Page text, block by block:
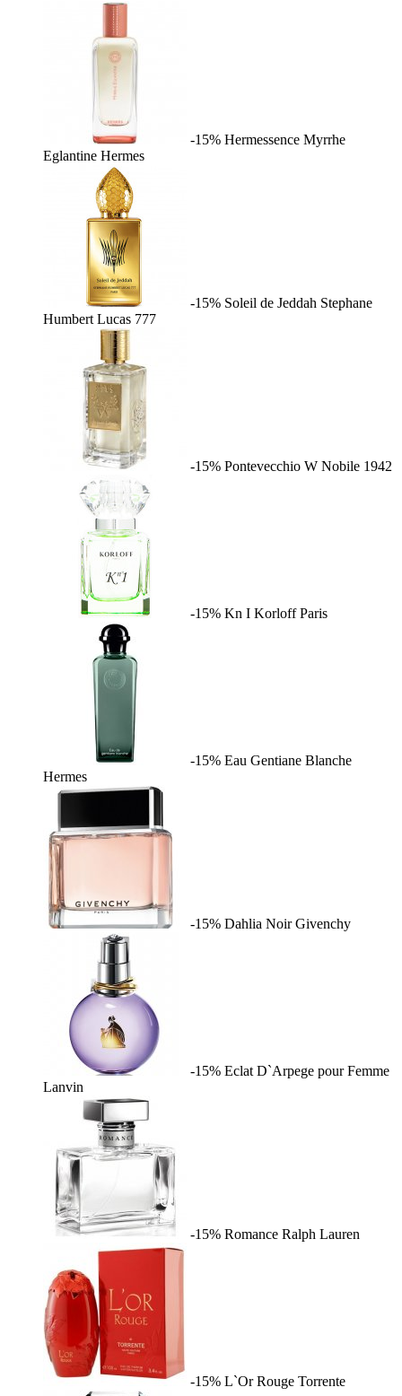
-15% Hermessence Myrrhe
Eglantine Hermes
-15% Soleil de Jeddah Stephane
Humbert Lucas 777
-15% Pontevecchio W Nobile 1942
-15% Kn I Korloff Paris
-15% Eau Gentiane Blanche
Hermes
-15% Dahlia Noir Givenchy
-15% Eclat D`Arpege pour Femme
Lanvin
-15% Romance Ralph Lauren
-15% L`Or Rouge Torrente